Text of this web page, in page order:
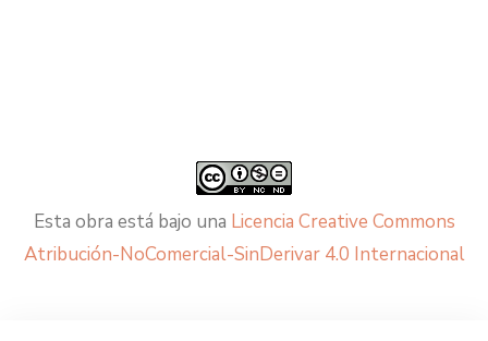
Esta obra está bajo una Licencia Creative Commons
Atribución-NoComercial-SinDerivar 4.0 Internacional